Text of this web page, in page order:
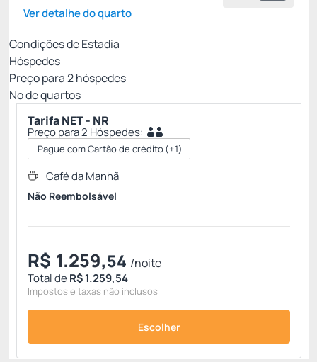
Ver detalhe do quarto
Condições de Estadia
Hóspedes
Preço para2hóspedes
Nº de quartos
Tarifa NET - NR
Preço para 2 Hóspedes:
Pague com Cartão de crédito(+1)
Café da Manhã
Não Reembolsável
R$ 1.259,54 /noite
Total deR$ 1.259,54
Impostos e taxas não inclusos
Escolher